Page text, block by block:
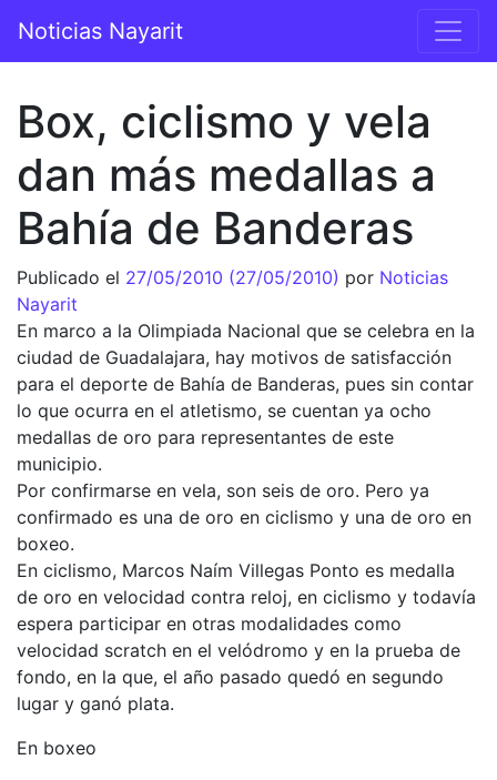
Navegación principal
Noticias Nayarit
Box, ciclismo y vela
dan más medallas a
Bahía de Banderas
Publicado el 27/05/2010 (27/05/2010) por Noticias
Nayarit
En marco a la Olimpiada Nacional que se celebra en la
ciudad de Guadalajara, hay motivos de satisfacción
para el deporte de Bahía de Banderas, pues sin contar
lo que ocurra en el atletismo, se cuentan ya ocho
medallas de oro para representantes de este
municipio.
Por confirmarse en vela, son seis de oro. Pero ya
confirmado es una de oro en ciclismo y una de oro en
boxeo.
En ciclismo, Marcos Naím Villegas Ponto es medalla
de oro en velocidad contra reloj, en ciclismo y todavía
espera participar en otras modalidades como
velocidad scratch en el velódromo y en la prueba de
fondo, en la que, el año pasado quedó en segundo
lugar y ganó plata.
En boxeo